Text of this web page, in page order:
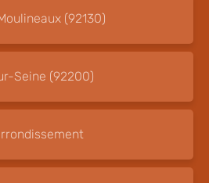
(92130)
Seine (92200)